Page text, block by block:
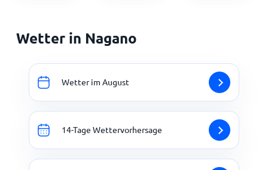
Wetter in Nagano
Wetter im August
14-Tage Wettervorhersage